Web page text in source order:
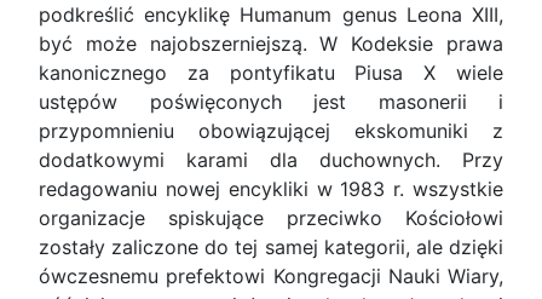
podkreślić encyklikę Humanum genus Leona XIII,
być może najobszerniejszą. W Kodeksie prawa
kanonicznego za pontyfikatu Piusa X wiele
ustępów poświęconych jest masonerii i
przypomnieniu obowiązującej ekskomuniki z
dodatkowymi karami dla duchownych. Przy
redagowaniu nowej encykliki w 1983 r. wszystkie
organizacje spiskujące przeciwko Kościołowi
zostały zaliczone do tej samej kategorii, ale dzięki
ówczesnemu prefektowi Kongregacji Nauki Wiary,